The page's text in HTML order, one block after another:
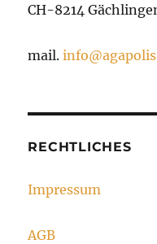
CH-8214
mail.
RECHTLICHES
Impressum
AGB